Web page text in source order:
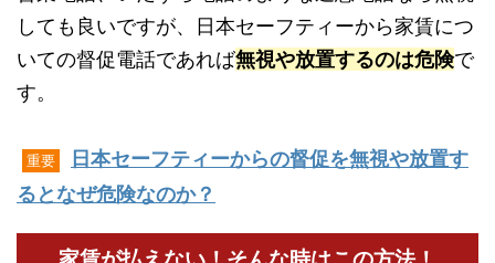
しても良いですが、日本セーフティーから家賃につ
いての督促電話であれば無視や放置するのは危険で
す。
重要
日本セーフティーからの督促を無視や放置す
るとなぜ危険なのか？